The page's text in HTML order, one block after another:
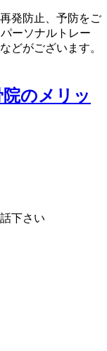
発防止、予防をご
パーソナルトレー
などがございます。
院のメリッ